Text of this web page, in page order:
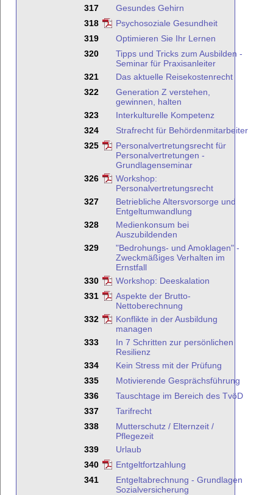
317
Gesundes Gehirn
318
Psychosoziale Gesundheit
319
Optimieren Sie Ihr Lernen
320
Tipps und Tricks zum Ausbilden -
Seminar für Praxisanleiter
321
Das aktuelle Reisekostenrecht
322
Generation Z verstehen,
gewinnen, halten
323
Interkulturelle Kompetenz
324
Strafrecht für Behördenmitarbeiter
325
Personalvertretungsrecht für
Personalvertretungen -
Grundlagenseminar
326
Workshop:
Personalvertretungsrecht
327
Betriebliche Altersvorsorge und
Entgeltumwandlung
328
Medienkonsum bei
Auszubildenden
329
"Bedrohungs- und Amoklagen" -
Zweckmäßiges Verhalten im
Ernstfall
330
Workshop: Deeskalation
331
Aspekte der Brutto-
Nettoberechnung
332
Konflikte in der Ausbildung
managen
333
In 7 Schritten zur persönlichen
Resilienz
334
Kein Stress mit der Prüfung
335
Motivierende Gesprächsführung
336
Tauschtage im Bereich des TvöD
337
Tarifrecht
338
Mutterschutz / Elternzeit /
Pflegezeit
339
Urlaub
340
Entgeltfortzahlung
341
Entgeltabrechnung - Grundlagen
Sozialversicherung